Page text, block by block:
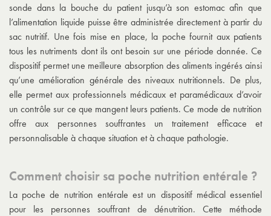
sonde dans la bouche du patient jusqu’à son estomac afin que
l’alimentation liquide puisse être administrée directement à partir du
sac nutritif. Une fois mise en place, la poche fournit aux patients
tous les nutriments dont ils ont besoin sur une période donnée. Ce
dispositif permet une meilleure absorption des aliments ingérés ainsi
qu’une amélioration générale des niveaux nutritionnels. De plus,
elle permet aux professionnels médicaux et paramédicaux d’avoir
un contrôle sur ce que mangent leurs patients. Ce mode de nutrition
offre aux personnes souffrantes un traitement efficace et
personnalisable à chaque situation et à chaque pathologie.
Comment choisir sa poche nutrition entérale ?
La poche de nutrition entérale est un dispositif médical essentiel
pour les personnes souffrant de dénutrition. Cette méthode